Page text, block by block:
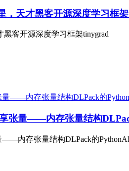
，天才黑客开源深度学习框
黑客开源深度学习框架tinygrad
张量——内存张量结构
内存张量结构DLPack的